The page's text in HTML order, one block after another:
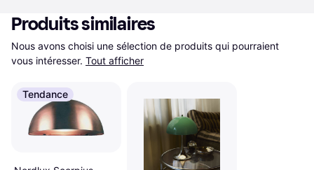
Produits similaires
Nous avons choisi une sélection de produits qui pourraient
vous intéresser. Tout afficher
Tendance